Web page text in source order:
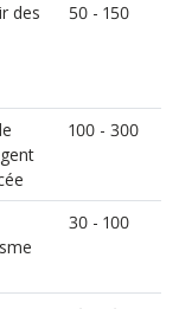
des
50 - 150
100 - 300
30 - 100